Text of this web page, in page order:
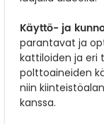
Käyttö- ja
parantavat ja
kattiloiden ja eri
polttoaineiden
niin
kanssa.